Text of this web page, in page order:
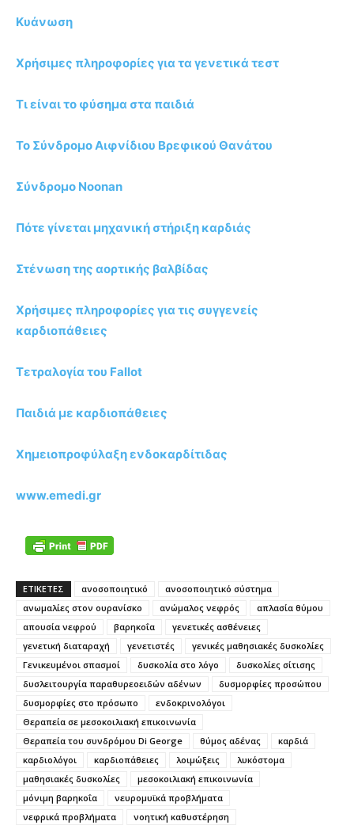
Κυάνωση
Χρήσιμες πληροφορίες για τα γενετικά τεστ
Τι είναι το φύσημα στα παιδιά
Το Σύνδρομο Αιφνίδιου Βρεφικού Θανάτου
Σύνδρομο Noonan
Πότε γίνεται μηχανική στήριξη καρδιάς
Στένωση της αορτικής βαλβίδας
Χρήσιμες πληροφορίες για τις συγγενείς
καρδιοπάθειες
Τετραλογία του Fallot
Παιδιά με καρδιοπάθειες
Χημειοπροφύλαξη ενδοκαρδίτιδας
www.emedi.gr
ΕΤΙΚΕΤΕΣ ανοσοποιητικό
ανοσοποιητικό σύστημα
ανωμαλίες στον ουρανίσκο
ανώμαλος νεφρός
απλασία θύμου
απουσία νεφρού
βαρηκοΐα
γενετικές ασθένειες
γενετική διαταραχή
γενετιστές
γενικές μαθησιακές δυσκολίες
Γενικευμένοι σπασμοί
δυσκολία στο λόγο
δυσκολίες σίτισης
δυσλειτουργία παραθυρεοειδών αδένων
δυσμορφίες προσώπου
δυσμορφίες στο πρόσωπο
ενδοκρινολόγοι
Θεραπεία σε μεσοκοιλιακή επικοινωνία
Θεραπεία του συνδρόμου Di George
θύμος αδένας
καρδιά
καρδιολόγοι
καρδιοπάθειες λοιμώξεις
λυκόστομα
μαθησιακές δυσκολίες
μεσοκοιλιακή επικοινωνία
μόνιμη βαρηκοΐα
νευρομυϊκά προβλήματα
νεφρικά προβλήματα
νοητική καθυστέρηση